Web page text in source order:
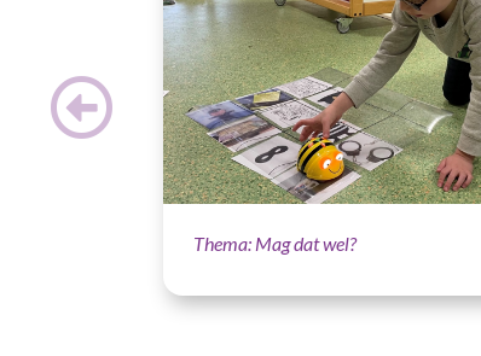
Thema: Mag dat wel?